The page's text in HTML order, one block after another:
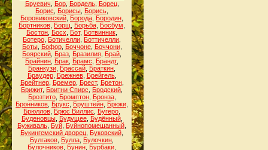
Бруевич
Бор, Бордель, Борец,
Борис
Борисы Борись
Боровиковский Борода Бородин
Бортников Борщ Борьба Босбум
Бостон Босх Бот, Ботвинник
Ботеро Ботичелли Боттичелли
Боты, Бофор, Боччоне, Боччони,
Боярский Браз Бразилия Брай
Брайнин Брак Брамс Брандт,
Бранкузи Брассай Браткин
Браудер, Брежнев, Брейгель,
Брейтнер, Бремер, Брест, Бретон,
Брижит, Бритни Спирс Бродский
Брозтито, Бромптон, Бронза,
Бронников Брукс Бруштейн Брюки
Брюллов Брюс Виллис Бугеро
Буденовцы, Будущее, Будённый,
Буживаль Буй Буйнопомешанный
Букингемский дворец Буковский
Булгаков Булла Булочкин
Булочников Бунин Бурбаки